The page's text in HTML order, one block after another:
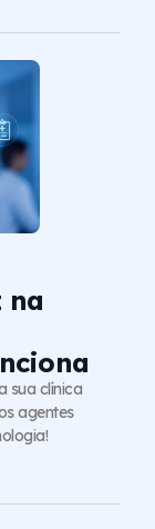
na
sua clínica
agentes